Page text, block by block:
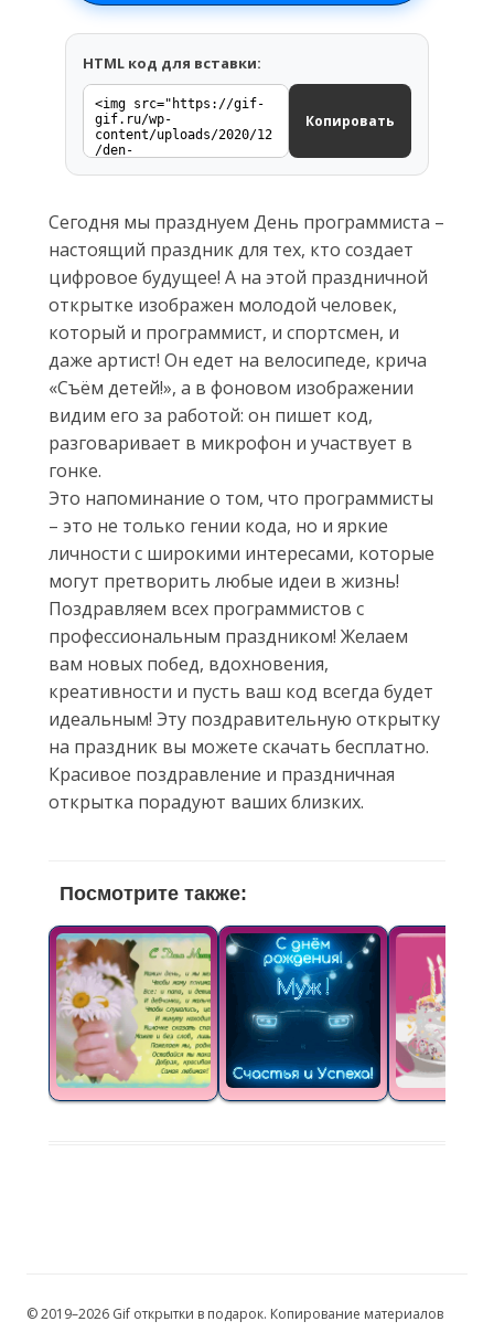
HTML код для вставки:
Копировать
Сегодня мы празднуем День программиста –
настоящий праздник для тех, кто создает
цифровое будущее! А на этой праздничной
открытке изображен молодой человек,
который и программист, и спортсмен, и
даже артист! Он едет на велосипеде, крича
«Съём детей!», а в фоновом изображении
видим его за работой: он пишет код,
разговаривает в микрофон и участвует в
гонке.
Это напоминание о том, что программисты
– это не только гении кода, но и яркие
личности с широкими интересами, которые
могут претворить любые идеи в жизнь!
Поздравляем всех программистов с
профессиональным праздником! Желаем
вам новых побед, вдохновения,
креативности и пусть ваш код всегда будет
идеальным! Эту поздравительную открытку
на праздник вы можете скачать бесплатно.
Красивое поздравление и праздничная
открытка порадуют ваших близких.
Посмотрите также:
© 2019–2026 Gif открытки в подарок. Копирование материалов